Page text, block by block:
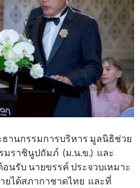
านกรรมการบริหาร มูลนิธิช่วย
มราชินูปถัมภ์ (ม.น.ข.) และ
นรับ นายขรรค์ ประจวบเหมาะ
ยได้สภากาชาดไทย และที่